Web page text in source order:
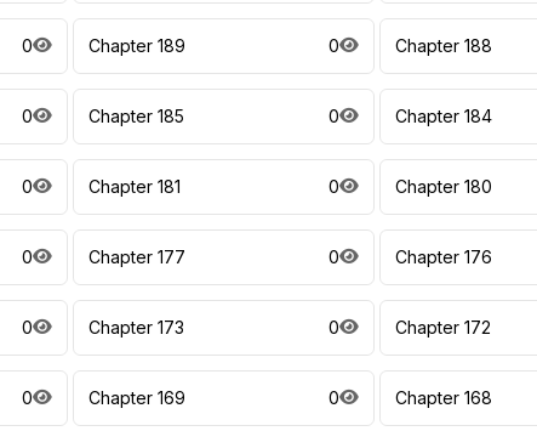
0 Chapter 189 0 Chapter 188
0 Chapter 185 0 Chapter 184
0 Chapter 181 0 Chapter 180
0 Chapter 177 0 Chapter 176
0 Chapter 173 0 Chapter 172
0 Chapter 169 0 Chapter 168